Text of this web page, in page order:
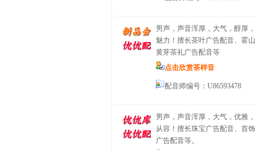
男声，声音浑厚，大气，醇厚，
魅力！擅长茶叶广告配音、霍山
黄芽茶礼广告配音等
点击欣赏茶样音
配音师编号：U86593478
男声，声音浑厚，大气，优雅，
从容！擅长珠宝广告配音、首饰
广告配音等。